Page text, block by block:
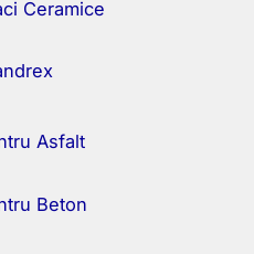
Ceramice
Asfalt
Beton